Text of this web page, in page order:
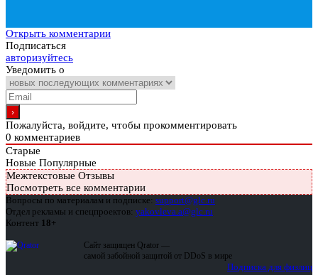
Открыть комментарии
Подписаться
авторизуйтесь
Уведомить о
Пожалуйста, войдите, чтобы прокомментировать
0 комментариев
Старые
Новые Популярные
Межтекстовые Отзывы
Посмотреть все комментарии
Вопросы по материалам и подписке: support@glc.ru
Отдел рекламы и спецпроектов: yakovleva.a@glc.ru
Контент 18+
Сайт защищен Qrator —
самой забойной защитой от DDoS в мире
Подписка для физлиц